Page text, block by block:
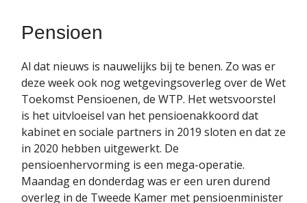
Pensioen
Al dat nieuws is nauwelijks bij te benen. Zo was er
deze week ook nog wetgevingsoverleg over de Wet
Toekomst Pensioenen, de WTP. Het wetsvoorstel
is het uitvloeisel van het pensioenakkoord dat
kabinet en sociale partners in 2019 sloten en dat ze
in 2020 hebben uitgewerkt. De
pensioenhervorming is een mega-operatie.
Maandag en donderdag was er een uren durend
overleg in de Tweede Kamer met pensioenminister